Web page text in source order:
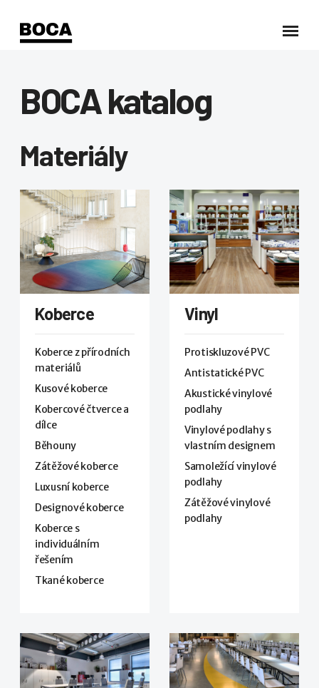
BOCA katalog
Materiály
Koberce
Koberce z přírodních
materiálů
Kusové koberce
Kobercové čtverce a
dílce
Běhouny
Zátěžové koberce
Luxusní koberce
Designové koberce
Koberce s
individuálním
řešením
Tkané koberce
Vinyl
Protiskluzové PVC
Antistatické PVC
Akustické vinylové
podlahy
Vinylové podlahy s
vlastním designem
Samoležící vinylové
podlahy
Zátěžové vinylové
podlahy